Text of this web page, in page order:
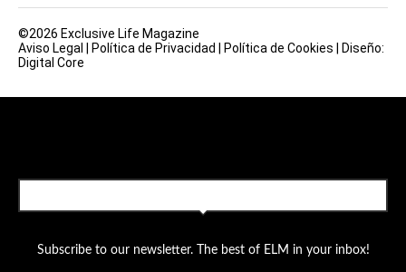
©2026 Exclusive Life Magazine
Aviso Legal | Política de Privacidad | Política de Cookies | Diseño:
Digital Core
Subscribe to our newsletter. The best of ELM in your inbox!